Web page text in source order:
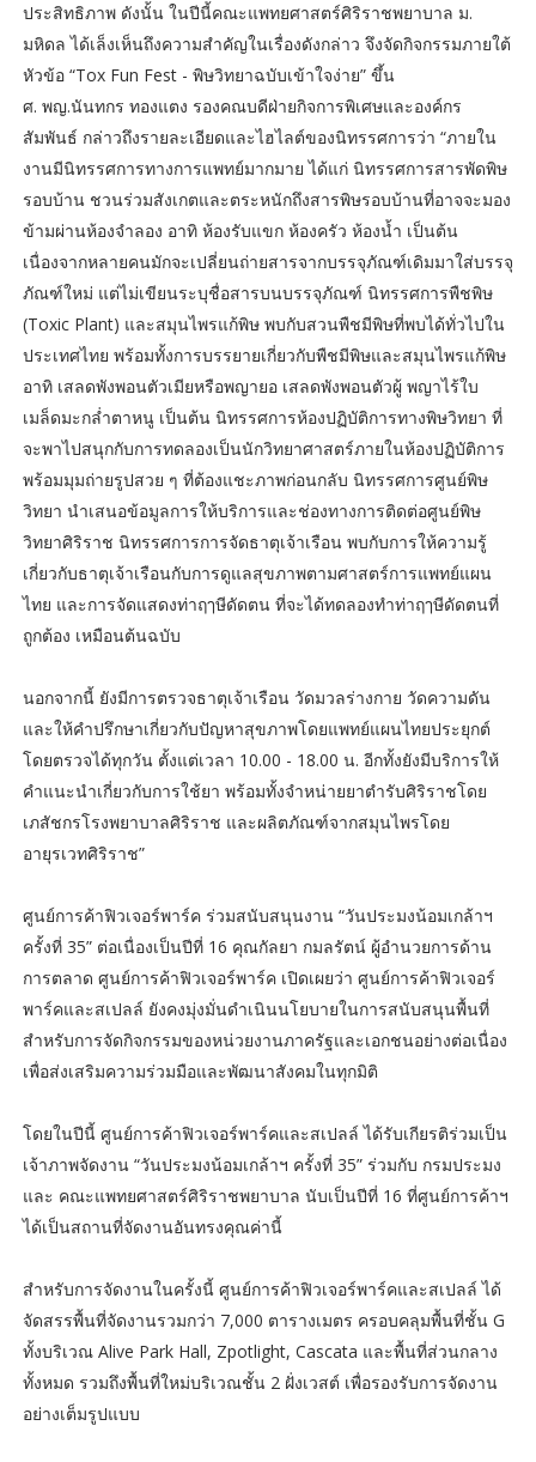
ประสิทธิภาพ ดังนั้น ในปีนี้คณะแพทยศาสตร์ศิริราชพยาบาล ม.
มหิดล ได้เล็งเห็นถึงความสำคัญในเรื่องดังกล่าว จึงจัดกิจกรรมภายใต้
หัวข้อ “Tox Fun Fest - พิษวิทยาฉบับเข้าใจง่าย” ขึ้น
ศ. พญ.นันทกร ทองแตง รองคณบดีฝ่ายกิจการพิเศษและองค์กร
สัมพันธ์ กล่าวถึงรายละเอียดและไฮไลต์ของนิทรรศการว่า “ภายใน
งานมีนิทรรศการทางการแพทย์มากมาย ได้แก่ นิทรรศการสารพัดพิษ
รอบบ้าน ชวนร่วมสังเกตและตระหนักถึงสารพิษรอบบ้านที่อาจจะมอง
ข้ามผ่านห้องจำลอง อาทิ ห้องรับแขก ห้องครัว ห้องน้ำ เป็นต้น
เนื่องจากหลายคนมักจะเปลี่ยนถ่ายสารจากบรรจุภัณฑ์เดิมมาใส่บรรจุ
ภัณฑ์ใหม่ แต่ไม่เขียนระบุชื่อสารบนบรรจุภัณฑ์ นิทรรศการพืชพิษ
(Toxic Plant) และสมุนไพรแก้พิษ พบกับสวนพืชมีพิษที่พบได้ทั่วไปใน
ประเทศไทย พร้อมทั้งการบรรยายเกี่ยวกับพืชมีพิษและสมุนไพรแก้พิษ
อาทิ เสลดพังพอนตัวเมียหรือพญายอ เสลดพังพอนตัวผู้ พญาไร้ใบ
เมล็ดมะกล่ำตาหนู เป็นต้น นิทรรศการห้องปฏิบัติการทางพิษวิทยา ที่
จะพาไปสนุกกับการทดลองเป็นนักวิทยาศาสตร์ภายในห้องปฏิบัติการ
พร้อมมุมถ่ายรูปสวย ๆ ที่ต้องแชะภาพก่อนกลับ นิทรรศการศูนย์พิษ
วิทยา นำเสนอข้อมูลการให้บริการและช่องทางการติดต่อศูนย์พิษ
วิทยาศิริราช นิทรรศการการจัดธาตุเจ้าเรือน พบกับการให้ความรู้
เกี่ยวกับธาตุเจ้าเรือนกับการดูแลสุขภาพตามศาสตร์การแพทย์แผน
ไทย และการจัดแสดงท่าฤๅษีดัดตน ที่จะได้ทดลองทำท่าฤๅษีดัดตนที่
ถูกต้อง เหมือนต้นฉบับ
นอกจากนี้ ยังมีการตรวจธาตุเจ้าเรือน วัดมวลร่างกาย วัดความดัน
และให้คำปรึกษาเกี่ยวกับปัญหาสุขภาพโดยแพทย์แผนไทยประยุกต์
โดยตรวจได้ทุกวัน ตั้งแต่เวลา 10.00 - 18.00 น. อีกทั้งยังมีบริการให้
คำแนะนำเกี่ยวกับการใช้ยา พร้อมทั้งจำหน่ายยาตำรับศิริราชโดย
เภสัชกรโรงพยาบาลศิริราช และผลิตภัณฑ์จากสมุนไพรโดย
อายุรเวทศิริราช”
ศูนย์การค้าฟิวเจอร์พาร์ค ร่วมสนับสนุนงาน “วันประมงน้อมเกล้าฯ
ครั้งที่ 35” ต่อเนื่องเป็นปีที่ 16 คุณกัลยา กมลรัตน์ ผู้อำนวยการด้าน
การตลาด ศูนย์การค้าฟิวเจอร์พาร์ค เปิดเผยว่า ศูนย์การค้าฟิวเจอร์
พาร์คและสเปลล์ ยังคงมุ่งมั่นดำเนินนโยบายในการสนับสนุนพื้นที่
สำหรับการจัดกิจกรรมของหน่วยงานภาครัฐและเอกชนอย่างต่อเนื่อง
เพื่อส่งเสริมความร่วมมือและพัฒนาสังคมในทุกมิติ
โดยในปีนี้ ศูนย์การค้าฟิวเจอร์พาร์คและสเปลล์ ได้รับเกียรติร่วมเป็น
เจ้าภาพจัดงาน “วันประมงน้อมเกล้าฯ ครั้งที่ 35” ร่วมกับ กรมประมง
และ คณะแพทยศาสตร์ศิริราชพยาบาล นับเป็นปีที่ 16 ที่ศูนย์การค้าฯ
ได้เป็นสถานที่จัดงานอันทรงคุณค่านี้
สำหรับการจัดงานในครั้งนี้ ศูนย์การค้าฟิวเจอร์พาร์คและสเปลล์ ได้
จัดสรรพื้นที่จัดงานรวมกว่า 7,000 ตารางเมตร ครอบคลุมพื้นที่ชั้น G
ทั้งบริเวณ Alive Park Hall, Zpotlight, Cascata และพื้นที่ส่วนกลาง
ทั้งหมด รวมถึงพื้นที่ใหม่บริเวณชั้น 2 ฝั่งเวสต์ เพื่อรองรับการจัดงาน
อย่างเต็มรูปแบบ